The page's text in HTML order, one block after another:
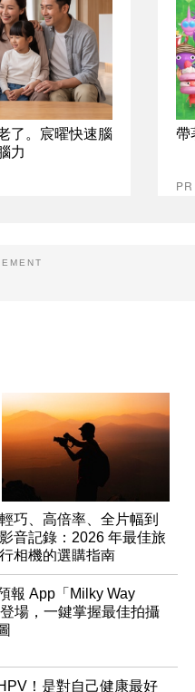
了。宸曜快速腦
力
帶
輕巧、高倍率、全片幅到
影音記錄：2026 年最佳旅
行相機的選購指南
報 App「Milky Way
場，一鍵掌握最佳拍攝
！是對自己健康最好